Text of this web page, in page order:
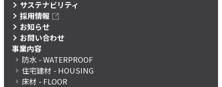
サステナビリティ
採用情報
お知らせ
お問い合わせ
事業内容
防水 - WATERPROOF
住宅建材 - HOUSING
床材 - FLOOR